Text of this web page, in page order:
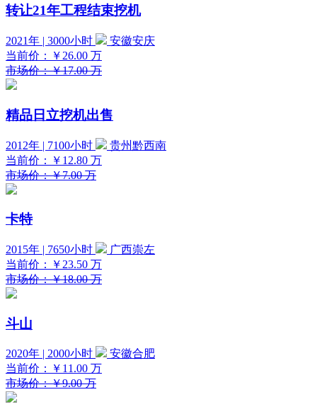
转让21年工程结束挖机
2021年 | 3000小时
安徽安庆
当前价：
￥26.00 万
市场价：￥17.00 万
精品日立挖机出售
2012年 | 7100小时
贵州黔西南
当前价：
￥12.80 万
市场价：￥7.00 万
卡特
2015年 | 7650小时
广西崇左
当前价：
￥23.50 万
市场价：￥18.00 万
斗山
2020年 | 2000小时
安徽合肥
当前价：
￥11.00 万
市场价：￥9.00 万